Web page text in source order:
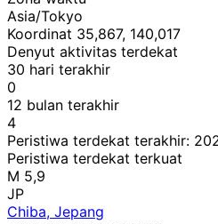
Asia/Tokyo
Koordinat 35,867, 140,017
Denyut aktivitas terdekat
30 hari terakhir
0
12 bulan terakhir
4
Peristiwa terdekat terakhir:
Peristiwa terdekat terkuat
M 5,9
JP
Chiba, Jepang